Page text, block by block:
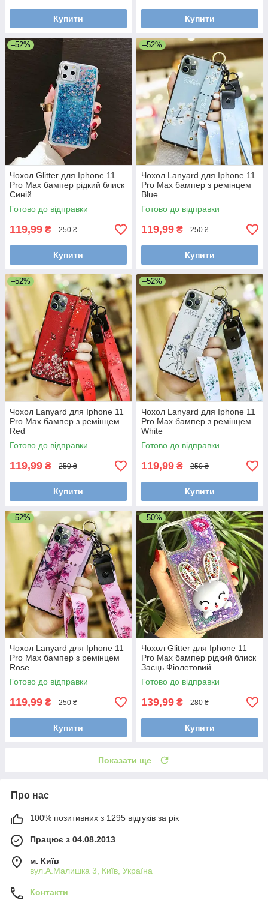
Купити Купити
–52%
Чохол Glitter для Iphone 11
Pro Max бампер рідкий блиск
Синій
Готово до відправки
119,99 ₴ 250 ₴
Купити
–52%
Чохол Lanyard для Iphone 11
Pro Max бампер з ремінцем
Blue
Готово до відправки
119,99 ₴ 250 ₴
Купити
–52%
Чохол Lanyard для Iphone 11
Pro Max бампер з ремінцем
Red
Готово до відправки
119,99 ₴ 250 ₴
Купити
–52%
Чохол Lanyard для Iphone 11
Pro Max бампер з ремінцем
White
Готово до відправки
119,99 ₴ 250 ₴
Купити
–52%
Чохол Lanyard для Iphone 11
Pro Max бампер з ремінцем
Rose
Готово до відправки
119,99 ₴ 250 ₴
Купити
–50%
Чохол Glitter для Iphone 11
Pro Max бампер рідкий блиск
Заєць Фіолетовий
Готово до відправки
139,99 ₴ 280 ₴
Купити
Показати ще
Про нас
100% позитивних з 1295 відгуків за рік
Працює з 04.08.2013
м. Київ
вул.А.Малишка 3, Київ, Україна
Контакти